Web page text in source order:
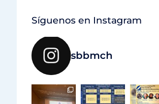
Síguenos en Instagram
sbbmch